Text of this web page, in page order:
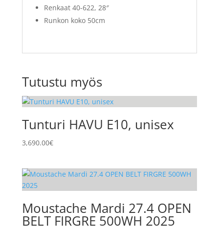
Renkaat 40-622, 28″
Runkon koko 50cm
Tutustu myös
Tunturi HAVU E10, unisex
3,690.00€
Moustache Mardi 27.4 OPEN
BELT FIRGRE 500WH 2025